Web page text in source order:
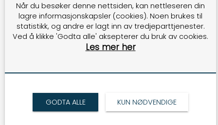
STØTTE FRA EQUINOR OG SHELL
Bidragsytere til piloten er både Equinor og
Shell, i tillegg til Norled og Aarbakke
samarbeidsparter. Selskapet har også
i regionen med bakgrunn fra olje- og
kompetansen er for løsninger. Piloten skal
testes i Risavika gasstestsenter fra
desember i år og utover første halvår
Når du besøker denne nettsiden, kan nettleseren din
lagre informasjonskapsler (cookies). Noen brukes til
statistikk, og andre er lagt inn av tredjeparttjenester.
Ved å klikke 'Godta alle' aksepterer du bruk av cookies.
Les mer her
GODTA ALLE KUN NØDVENDIGE